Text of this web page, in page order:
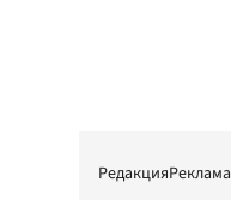
РедакцияРеклама